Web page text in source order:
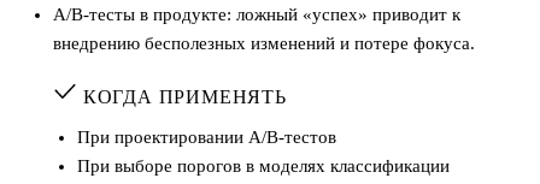
A/B-тесты в продукте: ложный «успех» приводит к
внедрению бесполезных изменений и потере фокуса.
КОГДА ПРИМЕНЯТЬ
При проектировании A/B-тестов
При выборе порогов в моделях классификации